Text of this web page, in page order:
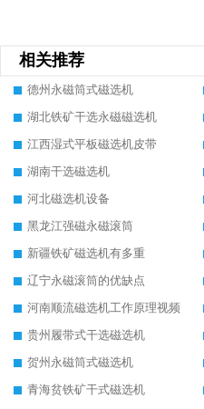
相关推荐
德州永磁筒式磁选机
湖北铁矿干选永磁磁选机
江西湿式平板磁选机皮带
湖南干选磁选机
河北磁选机设备
黑龙江强磁永磁滚筒
新疆铁矿磁选机有多重
辽宁永磁滚筒的优缺点
河南顺流磁选机工作原理视频
贵州履带式干选磁选机
贺州永磁筒式磁选机
青海贫铁矿干式磁选机